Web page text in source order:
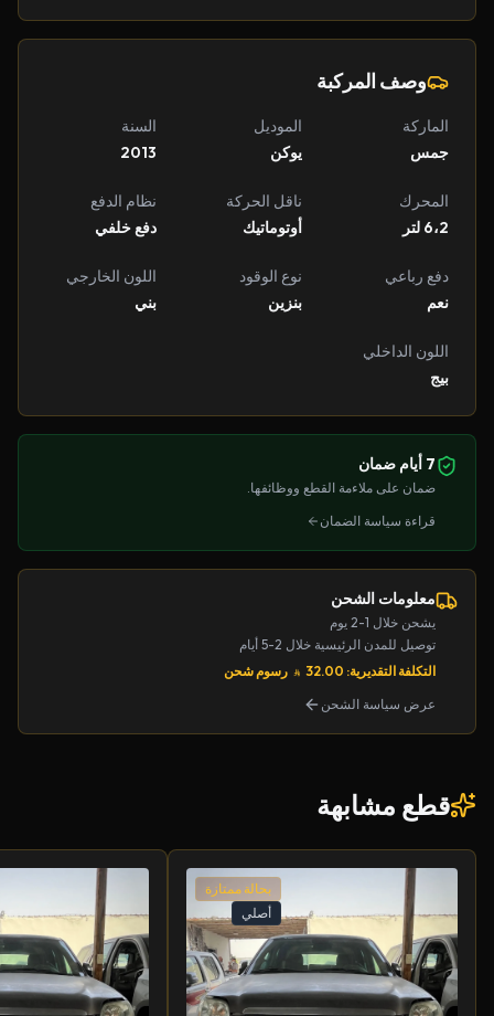
وصف المركبة
الماركة
جمس
الموديل
يوكن
السنة
2013
المحرك
6،2 لتر
ناقل الحركة
أوتوماتيك
نظام الدفع
دفع خلفي
دفع رباعي
نعم
نوع الوقود
بنزين
اللون الخارجي
بني
اللون الداخلي
بيج
7 أيام ضمان
ضمان على ملاءمة القطع ووظائفها.
قراءة سياسة الضمان
معلومات الشحن
يشحن خلال 1-2 يوم
توصيل للمدن الرئيسية خلال 2-5 أيام
التكلفة التقديرية: 32.00
رسوم شحن
عرض سياسة الشحن
قطع مشابهة
بحالة ممتازة
أصلي